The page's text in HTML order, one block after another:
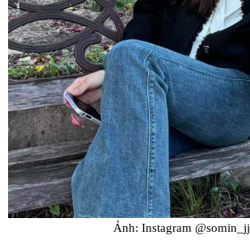
Ảnh: Instagram @somin_jj